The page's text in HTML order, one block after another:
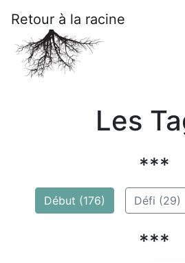
Retour à la racine
Les
***
Début (176) Défi (29)
***